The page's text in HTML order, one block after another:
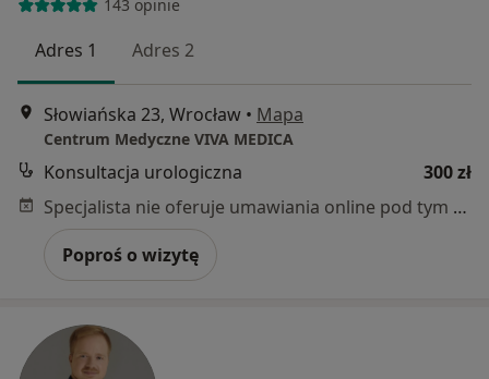
143 opinie
Adres 1 Adres 2
Słowiańska 23, Wrocław • Mapa
Centrum Medyczne VIVA MEDICA
Konsultacja urologiczna
300 zł
Specjalista nie oferuje umawiania online pod tym adresem.
Poproś o wizytę